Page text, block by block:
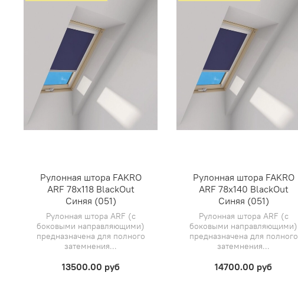
Рулонная штора FAKRO
ARF 78х118 BlackOut
Синяя (051)
Рулонная штора ARF (с
боковыми направляющими)
предназначена для полного
затемнения...
13500.00 руб
Рулонная штора FAKRO
ARF 78х140 BlackOut
Синяя (051)
Рулонная штора ARF (с
боковыми направляющими)
предназначена для полного
затемнения...
14700.00 руб